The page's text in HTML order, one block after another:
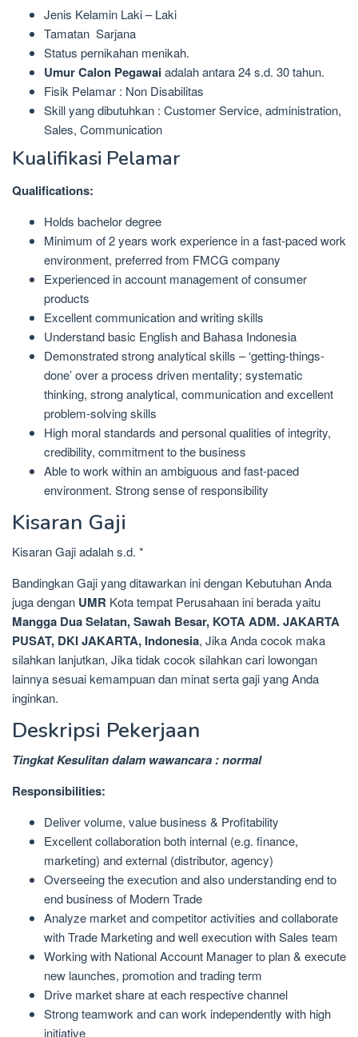
Jenis Kelamin Laki – Laki
Tamatan Sarjana
Status pernikahan menikah.
Umur Calon Pegawaiadalah antara 24 s.d. 30 tahun.
Fisik Pelamar : Non Disabilitas
Skill yang dibutuhkan : Customer Service, administration,
Sales, Communication
Kualifikasi Pelamar
Qualifications:
Holds bachelor degree
Minimum of 2 years work experience in a fast-paced work
environment, preferred from FMCG company
Experienced in account management of consumer
products
Excellent communication and writing skills
Understand basic English and Bahasa Indonesia
Demonstrated strong analytical skills – ‘getting-things-
done’ over a process driven mentality; systematic
thinking, strong analytical, communication and excellent
problem-solving skills
High moral standards and personal qualities of integrity,
credibility, commitment to the business
Able to work within an ambiguous and fast-paced
environment. Strong sense of responsibility
Kisaran Gaji
Kisaran Gaji adalah s.d. *
Bandingkan Gaji yang ditawarkan ini dengan Kebutuhan Anda
juga dengan UMR Kota tempat Perusahaan ini berada yaitu
Mangga Dua Selatan, Sawah Besar, KOTA ADM. JAKARTA
PUSAT, DKI JAKARTA, Indonesia, Jika Anda cocok maka
silahkan lanjutkan, Jika tidak cocok silahkan cari lowongan
lainnya sesuai kemampuan dan minat serta gaji yang Anda
inginkan.
Deskripsi Pekerjaan
Tingkat Kesulitan dalam wawancara : normal
Responsibilities:
Deliver volume, value business & Profitability
Excellent collaboration both internal (e.g. finance,
marketing) and external (distributor, agency)
Overseeing the execution and also understanding end to
end business of Modern Trade
Analyze market and competitor activities and collaborate
with Trade Marketing and well execution with Sales team
Working with National Account Manager to plan & execute
new launches, promotion and trading term
Drive market share at each respective channel
Strong teamwork and can work independently with high
initiative